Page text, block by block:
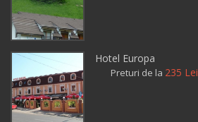
Hotel Europa
Preturi de la 235 Lei